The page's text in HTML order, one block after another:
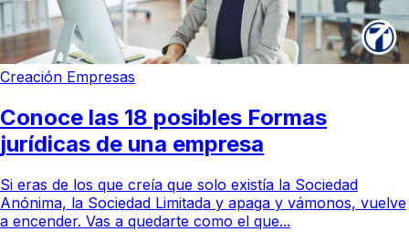
Creación Empresas
Conoce las 18 posibles Formas
jurídicas de una empresa
Si eras de los que creía que solo existía la Sociedad
Anónima, la Sociedad Limitada y apaga y vámonos, vuelve
a encender. Vas a quedarte como el que...